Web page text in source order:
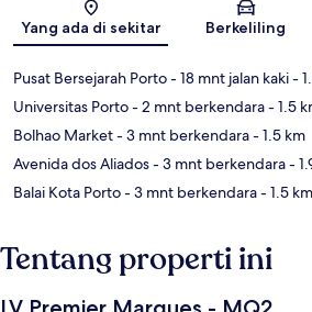
Peta
Yang ada di sekitar Berkeliling
Pusat Bersejarah Porto- 18 mnt jalan kaki-
Universitas Porto- 2 mnt berkendara- 1.5
Bolhao Market- 3 mnt berkendara- 1.5 km
Avenida dos Aliados- 3 mnt berkendara-
Balai Kota Porto- 3 mnt berkendara- 1.5 km
Tentang properti ini